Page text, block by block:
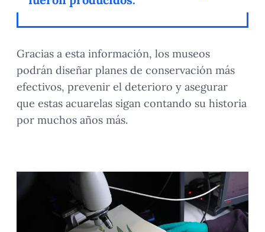
Gracias a esta información, los museos
podrán diseñar planes de conservación más
efectivos, prevenir el deterioro y asegurar
que estas acuarelas sigan contando su historia
por muchos años más.